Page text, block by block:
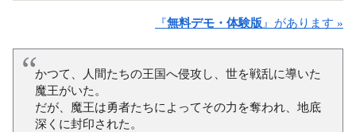
『無料デモ・体験版』があります »
かつて、人間たちの王国へ侵攻し、世を戦乱に導いた
魔王がいた。
だが、魔王は勇者たちによってその力を奪われ、地底
深くに封印された。